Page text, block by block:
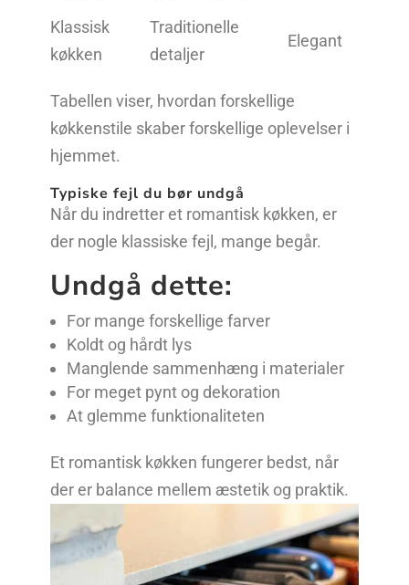
Klassisk
køkken
Traditionelle
detaljer
Elegant
Tabellen viser, hvordan forskellige
køkkenstile skaber forskellige oplevelser i
hjemmet.
Typiske fejl du bør undgå
Når du indretter et romantisk køkken, er
der nogle klassiske fejl, mange begår.
Undgå dette:
For mange forskellige farver
Koldt og hårdt lys
Manglende sammenhæng i materialer
For meget pynt og dekoration
At glemme funktionaliteten
Et romantisk køkken fungerer bedst, når
der er balance mellem æstetik og praktik.